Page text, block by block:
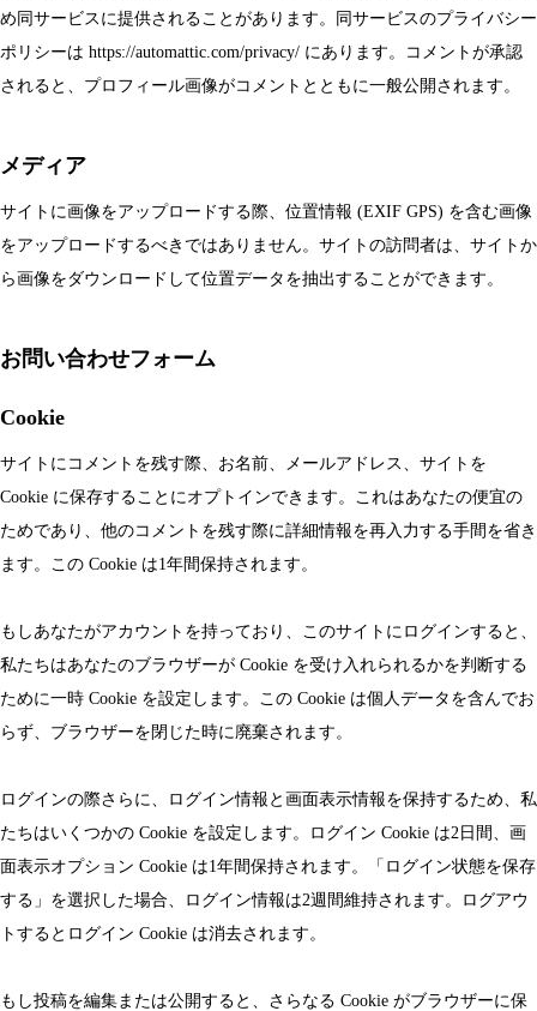
め同サービスに提供されることがあります。同サービスのプライバシー
ポリシーは https://automattic.com/privacy/ にあります。コメントが承認
されると、プロフィール画像がコメントとともに一般公開されます。
メディア
サイトに画像をアップロードする際、位置情報 (EXIF GPS) を含む画像
をアップロードするべきではありません。サイトの訪問者は、サイトか
ら画像をダウンロードして位置データを抽出することができます。
お問い合わせフォーム
Cookie
サイトにコメントを残す際、お名前、メールアドレス、サイトを
Cookie に保存することにオプトインできます。これはあなたの便宜の
ためであり、他のコメントを残す際に詳細情報を再入力する手間を省き
ます。この Cookie は1年間保持されます。
もしあなたがアカウントを持っており、このサイトにログインすると、
私たちはあなたのブラウザーが Cookie を受け入れられるかを判断する
ために一時 Cookie を設定します。この Cookie は個人データを含んでお
らず、ブラウザーを閉じた時に廃棄されます。
ログインの際さらに、ログイン情報と画面表示情報を保持するため、私
たちはいくつかの Cookie を設定します。ログイン Cookie は2日間、画
面表示オプション Cookie は1年間保持されます。「ログイン状態を保存
する」を選択した場合、ログイン情報は2週間維持されます。ログアウ
トするとログイン Cookie は消去されます。
もし投稿を編集または公開すると、さらなる Cookie がブラウザーに保